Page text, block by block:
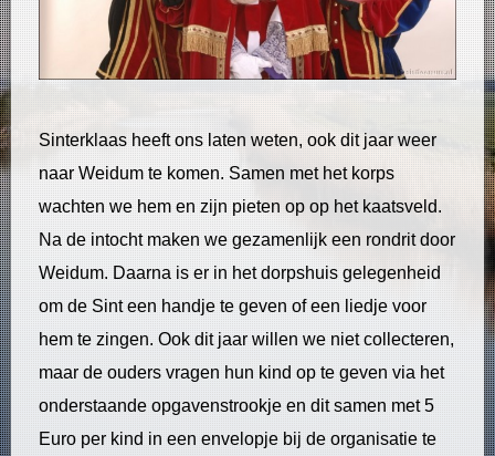
Sinterklaas heeft ons laten weten, ook dit jaar weer
naar Weidum te komen. Samen met het korps
wachten we hem en zijn pieten op op het kaatsveld.
Na de intocht maken we gezamenlijk een rondrit door
Weidum. Daarna is er in het dorpshuis gelegenheid
om de Sint een handje te geven of een liedje voor
hem te zingen. Ook dit jaar willen we niet collecteren,
maar de ouders vragen hun kind op te geven via het
onderstaande opgavenstrookje en dit samen met 5
Euro per kind in een envelopje bij de organisatie te